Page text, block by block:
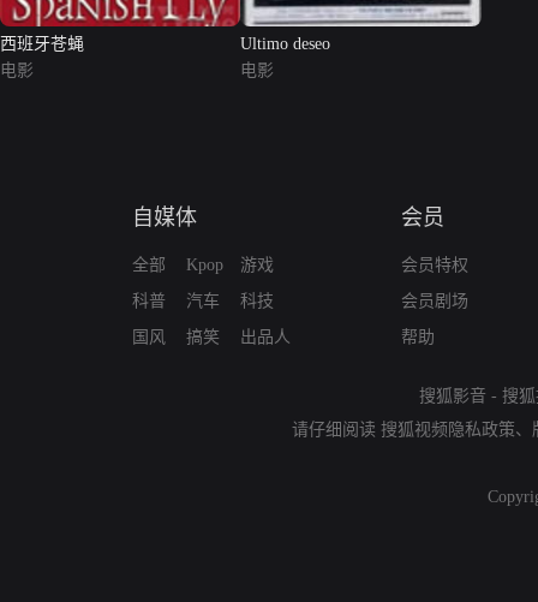
西班牙苍蝇
电影
Ultimo deseo
电影
自媒体
全部
科普
国风
Kpop
汽车
搞笑
游戏
科技
出品人
会员
会员特权
会员剧场
帮助
搜狐影音 - 搜
请仔细阅读 搜狐视频隐私政策、